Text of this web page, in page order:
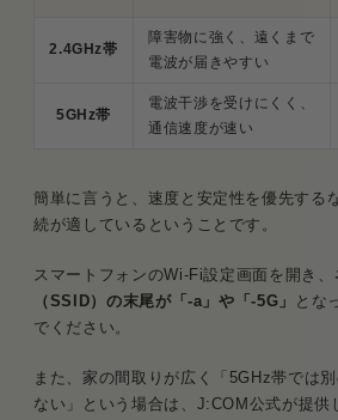
2.4GHz帯
障害物に強く、遠くまで
電波が届きやすい
5GHz帯
電波干渉を受けにくく、
通信速度が速い
簡単に言うと、速度と安定性を優先する
続が適しているということです。
スマートフォンのWi-Fi設定画面を開き、
（SSID）の末尾が「-a」や「-5G」
とな
でください。
また、家の間取りが広く「5GHz帯では
ない」という場合は、J:COM公式が提供